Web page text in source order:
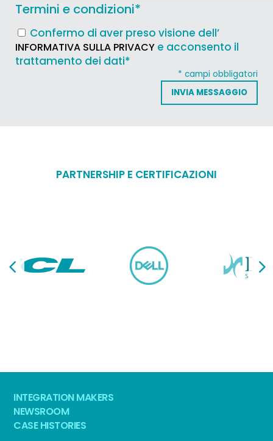
Termini e condizioni*
Confermo di aver preso visione dell’
INFORMATIVA SULLA PRIVACY e acconsento il
trattamento dei dati*
* campi obbligatori
PARTNERSHIP E CERTIFICAZIONI
INTEGRATION MAKERS
NEWSROOM
CASE HISTORIES